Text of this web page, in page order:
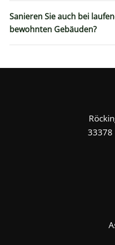
Sanieren Sie auch bei
bewohnten Gebäuden?
33378